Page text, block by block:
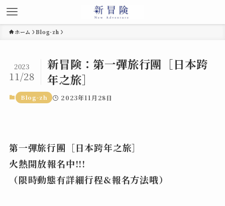
ホーム Blog-zh
新冒険：第一彈旅行團［日本跨
年之旅］
2023
11/28
Blog-zh 2023年11月28日
第一彈旅行團［日本跨年之旅］
火熱開放報名中!!!
（限時動態有詳細行程&報名方法哦）